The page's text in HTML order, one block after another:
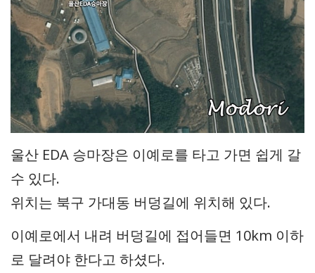
울산 EDA 승마장은 이예로를 타고 가면 쉽게 갈
수 있다.
위치는 북구 가대동 버덩길에 위치해 있다.
이예로에서 내려 버덩길에 접어들면 10km 이하
로 달려야 한다고 하셨다.